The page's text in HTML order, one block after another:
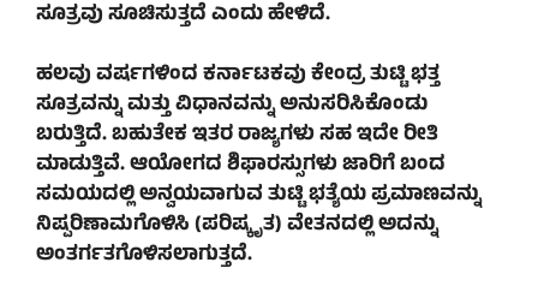
ಸೂತ್ರವು ಸೂಚಿಸುತ್ತದೆ ಎಂದು ಹೇಳಿದೆ.
ಹಲವು ವರ್ಷಗಳಿಂದ ಕರ್ನಾಟಕವು ಕೇಂದ್ರ ತುಟ್ಟಿ ಭತ್ತ
ಸೂತ್ರವನ್ನು ಮತ್ತು ವಿಧಾನವನ್ನು ಅನುಸರಿಸಿಕೊಂಡು
ಬರುತ್ತಿದೆ. ಬಹುತೇಕ ಇತರ ರಾಜ್ಯಗಳು ಸಹ ಇದೇ ರೀತಿ
ಮಾಡುತ್ತಿವೆ. ಆಯೋಗದ ಶಿಫಾರಸ್ಸುಗಳು ಜಾರಿಗೆ ಬಂದ
ಸಮಯದಲ್ಲಿ ಅನ್ವಯವಾಗುವ ತುಟ್ಟಿ ಭತ್ಯೆಯ ಪ್ರಮಾಣವನ್ನು
ನಿಷ್ಪರಿಣಾಮಗೊಳಿಸಿ (ಪರಿಷ್ಕೃತ) ವೇತನದಲ್ಲಿ ಅದನ್ನು
ಅಂತರ್ಗತಗೊಳಿಸಲಾಗುತ್ತದೆ.